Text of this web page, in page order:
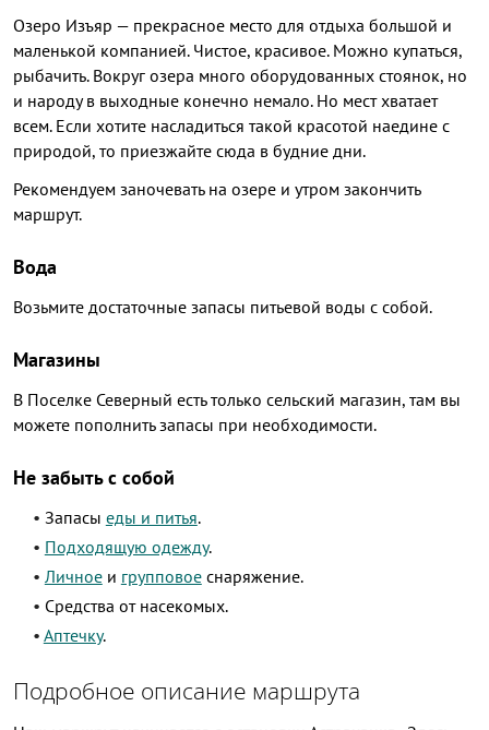
Озеро Изъяр — прекрасное место для отдыха большой и
маленькой компанией. Чистое, красивое. Можно купаться,
рыбачить. Вокруг озера много оборудованных стоянок, но
и народу в выходные конечно немало. Но мест хватает
всем. Если хотите насладиться такой красотой наедине с
природой, то приезжайте сюда в будние дни.
Рекомендуем заночевать на озере и утром закончить
маршрут.
Вода
Возьмите достаточные запасы питьевой воды с собой.
Магазины
В Поселке Северный есть только сельский магазин, там вы
можете пополнить запасы при необходимости.
Не забыть с собой
Запасы еды и питья.
Подходящую одежду.
Личноеи групповоеснаряжение.
Cредства от насекомых.
Аптечку.
Подробное описание маршрута